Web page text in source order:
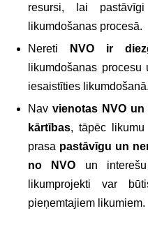
resursi, lai
likumdošanas procesā.
Nereti
NVO ir
likumdošanas
iesaistīties likumdošanā.
Nav vienotas NVO
kārtības, tāpēc likumu
prasa pastāvīgu un
no NVO un
likumprojekti var
pieņemtajiem likumiem.